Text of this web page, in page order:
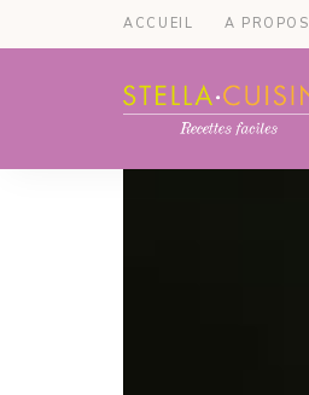
ACCUEIL A PROPOS
Recettes
Recettes